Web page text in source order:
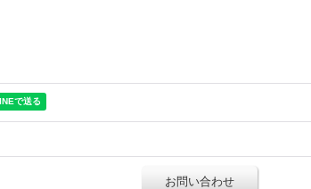
お問い合わせ